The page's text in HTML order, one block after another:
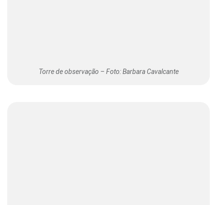
Torre de observação – Foto: Barbara Cavalcante